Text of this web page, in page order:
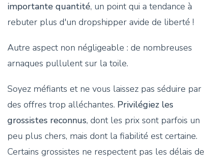
importante quantité, un point qui a tendance à
rebuter plus d'un dropshipper avide de liberté !
Autre aspect non négligeable : de nombreuses
arnaques pullulent sur la toile.
Soyez méfiants et ne vous laissez pas séduire par
des offres trop alléchantes. Privilégiez les
grossistes reconnus, dont les prix sont parfois un
peu plus chers, mais dont la fiabilité est certaine.
Certains grossistes ne respectent pas les délais de